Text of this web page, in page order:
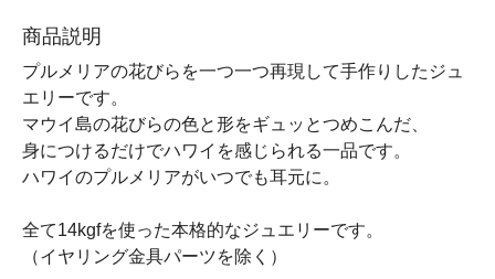
商品説明
プルメリアの花びらを一つ一つ再現して手作りしたジュ
エリーです。
マウイ島の花びらの色と形をギュッとつめこんだ、
身につけるだけでハワイを感じられる一品です。
ハワイのプルメリアがいつでも耳元に。
全て14kgfを使った本格的なジュエリーです。
（イヤリング金具パーツを除く）